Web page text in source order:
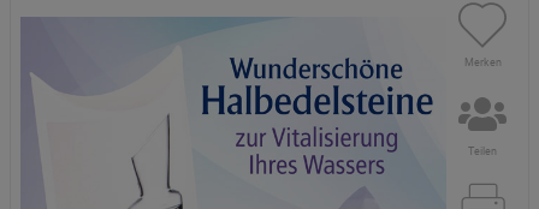
Merken
Teilen